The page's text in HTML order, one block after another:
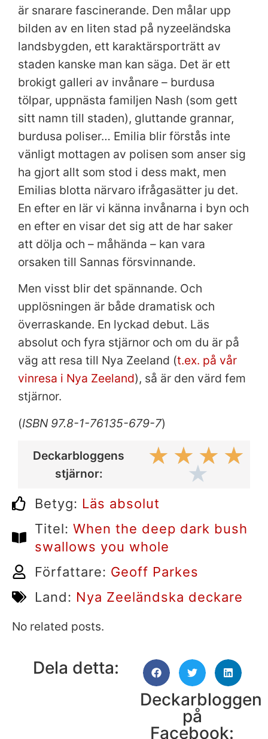
är snarare fascinerande. Den målar upp
bilden av en liten stad på nyzeeländska
landsbygden, ett karaktärsporträtt av
staden kanske man kan säga. Det är ett
brokigt galleri av invånare – burdusa
tölpar, uppnästa familjen Nash (som gett
sitt namn till staden), gluttande grannar,
burdusa poliser… Emilia blir förstås inte
vänligt mottagen av polisen som anser sig
ha gjort allt som stod i dess makt, men
Emilias blotta närvaro ifrågasätter ju det.
En efter en lär vi känna invånarna i byn och
en efter en visar det sig att de har saker
att dölja och – måhända – kan vara
orsaken till Sannas försvinnande.
Men visst blir det spännande. Och
upplösningen är både dramatisk och
överraskande. En lyckad debut. Läs
absolut och fyra stjärnor och om du är på
väg att resa till Nya Zeeland (t.ex. på vår
vinresa i Nya Zeeland), så är den värd fem
stjärnor.
(ISBN 97.8-1-76135-679-7)
Deckarbloggens
stjärnor:
★ ★ ★ ★
★
Betyg: Läs absolut
Titel: When the deep dark bush
swallows you whole
Författare: Geoff Parkes
Land: Nya Zeeländska deckare
No related posts.
Dela detta:
Deckarbloggen
på
Facebook: